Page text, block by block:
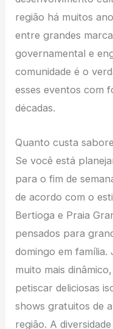
região há muitos
entre grandes
governamental e
comunidade é o
esses eventos com
décadas.
Quanto custa
Se você está
para o fim de
de acordo com o
Bertioga e Praia
pensados para
domingo em
muito mais
petiscar deliciosas
shows gratuitos de
região. A